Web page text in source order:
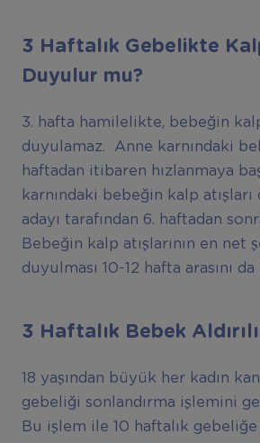
3 Haftalık Gebelikte
Duyulur mu?
3. hafta hamilelikte, bebeğin
duyulamaz. Anne karnındaki
haftadan itibaren hızlanmaya
karnındaki bebeğin kalp atışları
adayı tarafından 6. haftadan
Bebeğin kalp atışlarının en net
duyulması 10-12 hafta arasını
3 Haftalık Bebek
18 yaşından büyük her kadın
gebeliği sonlandırma işlemini
Bu işlem ile 10 haftalık